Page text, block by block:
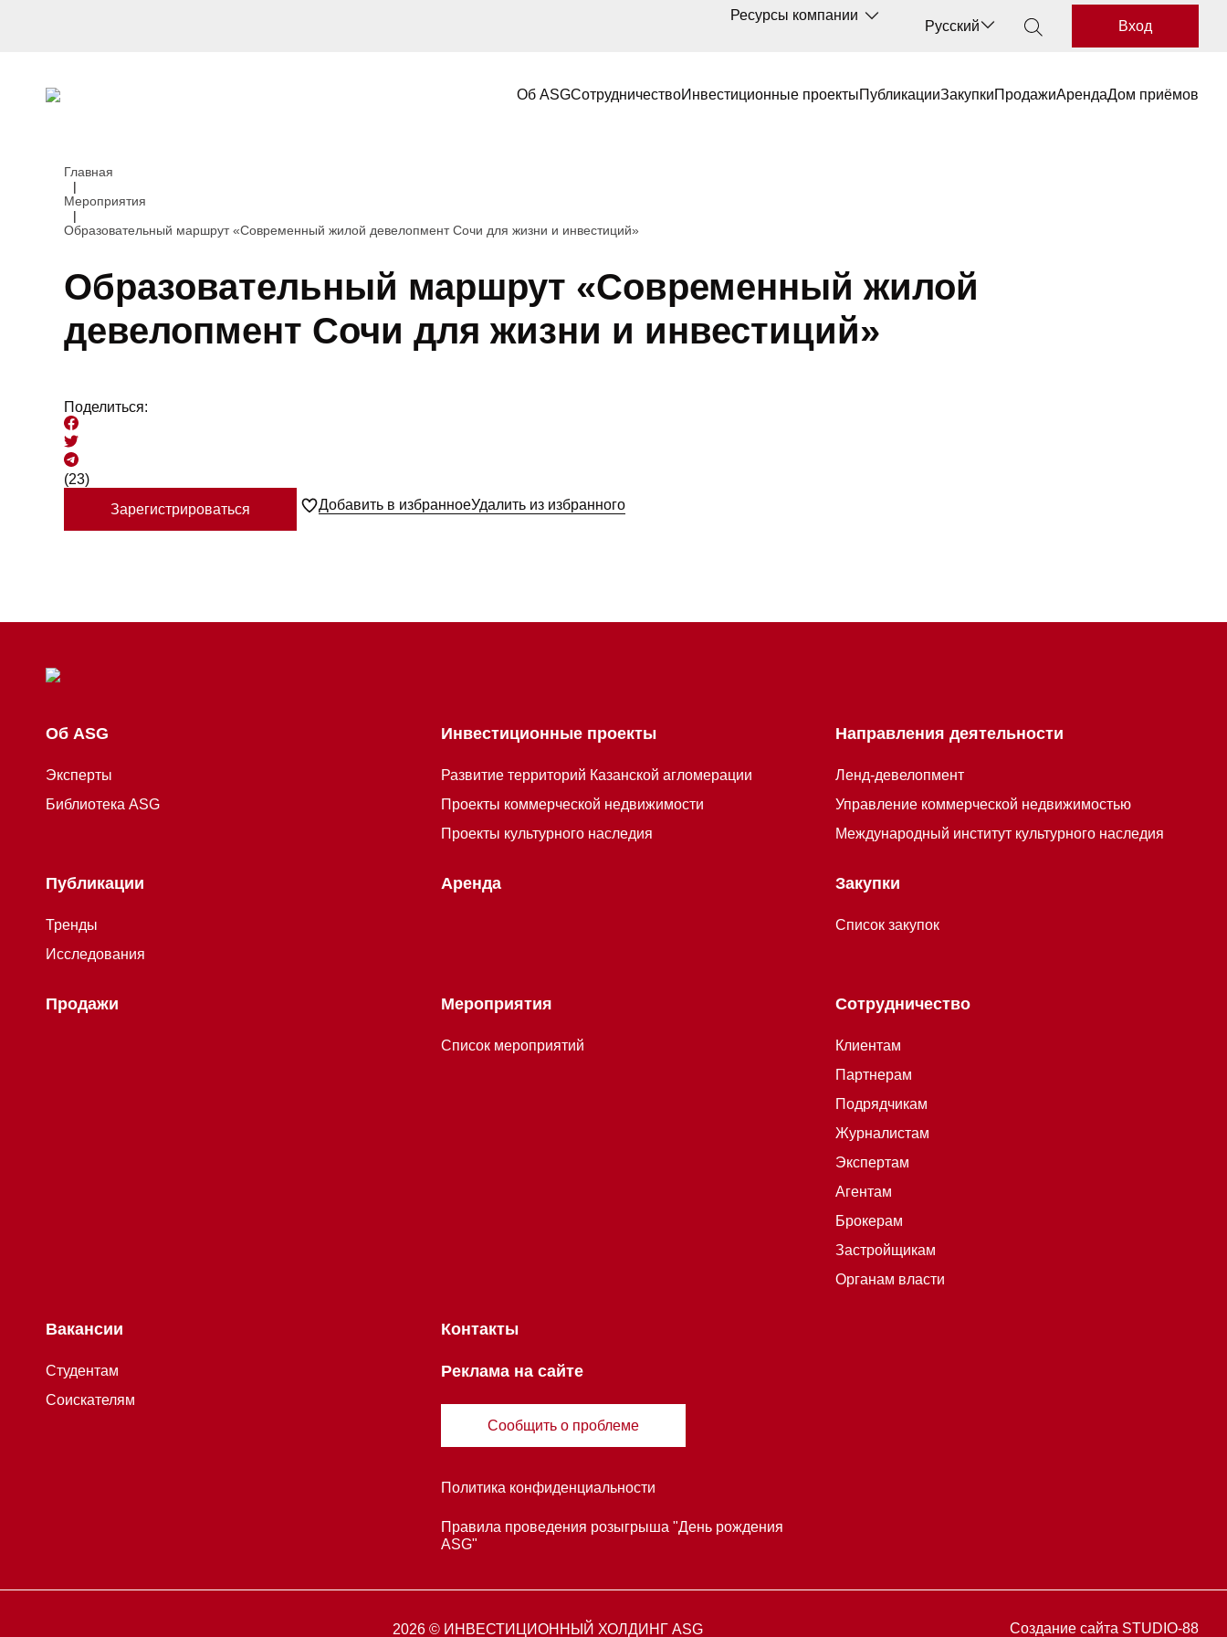
Ресурсы компании
Русский Вход
Об ASGСотрудничествоИнвестиционные проектыПубликацииЗакупкиПродажиАрендаДом приёмов
Главная
|
Мероприятия
|
Образовательный маршрут «Современный жилой девелопмент Сочи для жизни и инвестиций»
Образовательный маршрут «Современный жилой
девелопмент Сочи для жизни и инвестиций»
Поделиться:
(23)
Зарегистрироваться
Добавить в избранноеУдалить из избранного
Об ASG
Эксперты
Библиотека ASG
Инвестиционные проекты
Развитие территорий Казанской агломерации
Проекты коммерческой недвижимости
Проекты культурного наследия
Направления деятельности
Ленд-девелопмент
Управление коммерческой недвижимостью
Международный институт культурного наследия
Публикации
Тренды
Исследования
Аренда Закупки
Список закупок
Продажи Мероприятия
Список мероприятий
Сотрудничество
Клиентам
Партнерам
Подрядчикам
Журналистам
Экспертам
Агентам
Брокерам
Застройщикам
Органам власти
Вакансии
Студентам
Соискателям
Контакты
Реклама на сайте
Сообщить о проблеме
Политика конфиденциальности
Правила проведения розыгрыша "День рождения
ASG"
2026 © ИНВЕСТИЦИОННЫЙ ХОЛДИНГ ASG Создание сайта STUDIO-88